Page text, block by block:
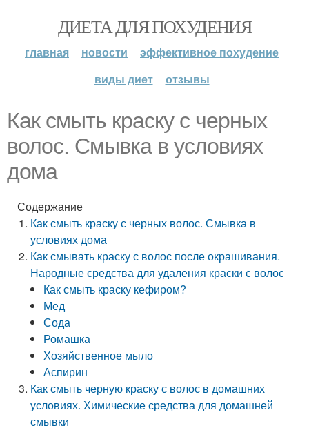
ДИЕТА ДЛЯ ПОХУДЕНИЯ
главная новости
эффективное похудение
виды диет
отзывы
Как смыть краску с черных
волос. Смывка в условиях
дома
Содержание
Как смыть краску с черных волос. Смывка в
условиях дома
Как смывать краску с волос после окрашивания.
Народные средства для удаления краски с волос
Как смыть краску кефиром?
Мед
Сода
Ромашка
Хозяйственное мыло
Аспирин
Как смыть черную краску с волос в домашних
условиях. Химические средства для домашней
смывки